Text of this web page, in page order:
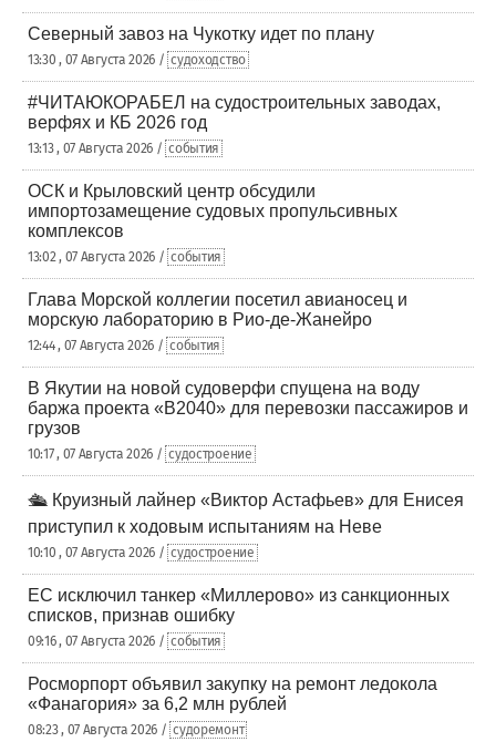
Северный завоз на Чукотку идет по плану
13:30 , 07 Августа 2026 / судоходство
#ЧИТАЮКОРАБЕЛ на судостроительных заводах,
верфях и КБ 2026 год
13:13 , 07 Августа 2026 / события
ОСК и Крыловский центр обсудили
импортозамещение судовых пропульсивных
комплексов
13:02 , 07 Августа 2026 / события
Глава Морской коллегии посетил авианосец и
морскую лабораторию в Рио-де-Жанейро
12:44 , 07 Августа 2026 / события
В Якутии на новой судоверфи спущена на воду
баржа проекта «В2040» для перевозки пассажиров и
грузов
10:17 , 07 Августа 2026 / судостроение
🛳️ Круизный лайнер «Виктор Астафьев» для Енисея
приступил к ходовым испытаниям на Неве
10:10 , 07 Августа 2026 / судостроение
ЕС исключил танкер «Миллерово» из санкционных
списков, признав ошибку
09:16 , 07 Августа 2026 / события
Росморпорт объявил закупку на ремонт ледокола
«Фанагория» за 6,2 млн рублей
08:23 , 07 Августа 2026 / судоремонт